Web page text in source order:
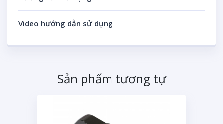
Video hướng dẫn sử dụng
Sản phẩm tương tự